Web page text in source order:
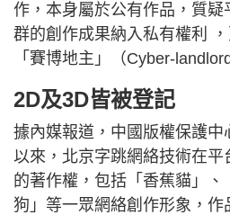
作，本身屬於公有作品，質疑
群的創作成果納入私有權利
「賽博地主」（Cyber-
2D及3D皆被登記
據內媒報道，中國版權保護中
以來，北京字跳網絡技術在平
的著作權，包括「香蕉貓」
狗」等一眾網絡創作形象，作